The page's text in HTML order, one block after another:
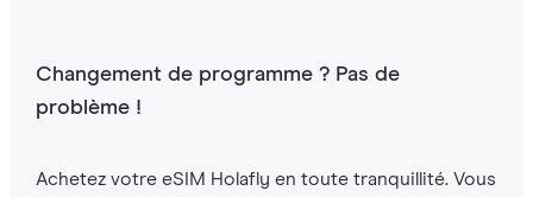
Changement de programme ? Pas de
problème !
Achetez votre eSIM Holafly en toute tranquillité. Vous